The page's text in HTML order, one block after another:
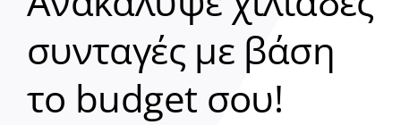
συνταγές με βάση
το budget σου!